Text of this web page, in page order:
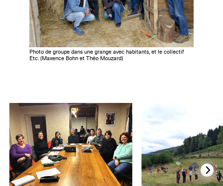
Photo de groupe dans une grange avec habitants, et le collectif
Etc. (Maxence Bohn et Théo Mouzard)